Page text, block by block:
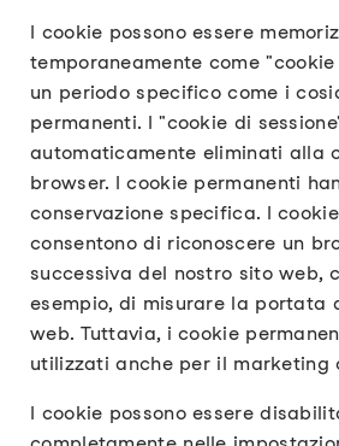
I cookie possono essere
temporaneamente come
un periodo specifico come i
permanenti. I "cookie di
automaticamente eliminati alla
browser. I cookie permanenti
conservazione specifica. I
consentono di riconoscere un
successiva del nostro sito web,
esempio, di misurare la portata
web. Tuttavia, i cookie
utilizzati anche per il marketing
I cookie possono essere